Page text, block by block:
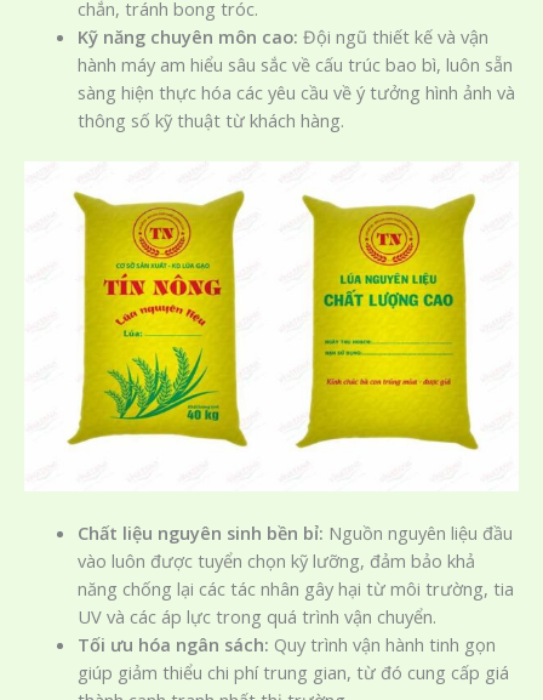
chắn, tránh bong tróc.
Kỹ năng chuyên môn cao: Đội ngũ thiết kế và vận
hành máy am hiểu sâu sắc về cấu trúc bao bì, luôn sẵn
sàng hiện thực hóa các yêu cầu về ý tưởng hình ảnh và
thông số kỹ thuật từ khách hàng.
Chất liệu nguyên sinh bền bỉ: Nguồn nguyên liệu đầu
vào luôn được tuyển chọn kỹ lưỡng, đảm bảo khả
năng chống lại các tác nhân gây hại từ môi trường, tia
UV và các áp lực trong quá trình vận chuyển.
Tối ưu hóa ngân sách: Quy trình vận hành tinh gọn
giúp giảm thiểu chi phí trung gian, từ đó cung cấp giá